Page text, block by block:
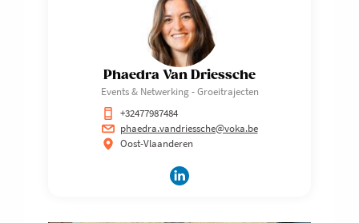
Phaedra Van Driessche
Events & Netwerking - Groeitrajecten
+32477987484
phaedra.vandriessche@voka.be
Oost-Vlaanderen